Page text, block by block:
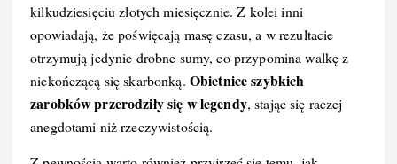
kilkudziesięciu złotych miesięcznie. Z kolei inni
opowiadają, że poświęcają masę czasu, a w rezultacie
otrzymują jedynie drobne sumy, co przypomina walkę z
niekończącą się skarbonką. Obietnice szybkich
zarobków przerodziły się w legendy, stając się raczej
anegdotami niż rzeczywistością.